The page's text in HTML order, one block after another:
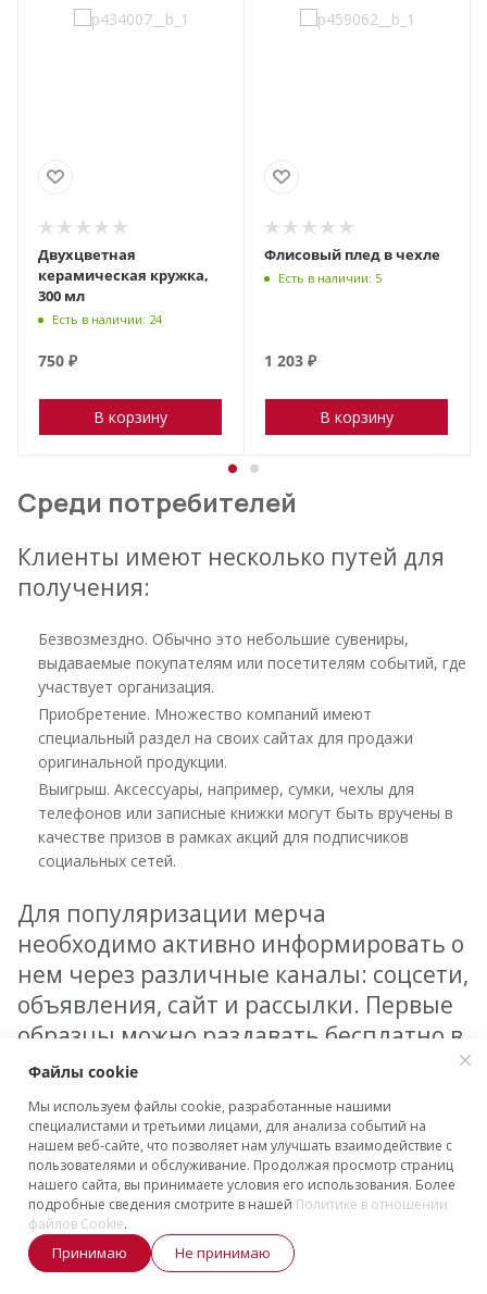
Флисовый плед в чехле
Есть в наличии: 5
1 203 ₽
В корзину
Двухцветная
керамическая кружка,
300 мл
Есть в наличии: 24
750 ₽
В корзину
Среди потребителей
Клиенты имеют несколько путей для
получения:
Безвозмездно. Обычно это небольшие сувениры,
выдаваемые покупателям или посетителям событий, где
участвует организация.
Приобретение. Множество компаний имеют
специальный раздел на своих сайтах для продажи
оригинальной продукции.
Выигрыш. Аксессуары, например, сумки, чехлы для
телефонов или записные книжки могут быть вручены в
качестве призов в рамках акций для подписчиков
социальных сетей.
Для популяризации мерча
необходимо активно информировать о
нем через различные каналы: соцсети,
объявления, сайт и рассылки. Первые
образцы можно раздавать бесплатно в
обмен на отзывы и упоминания от
клиентов, партнеров, амбассадоров
бренда и блогеров. Также полезным
может оказаться сотрудничество с
художниками или участие в
благотворительных акциях – это
помогает привлечь дополнительное
внимание.
Файлы cookie
Мы используем файлы cookie, разработанные нашими
специалистами и третьими лицами, для анализа событий на
нашем веб-сайте, что позволяет нам улучшать взаимодействие с
пользователями и обслуживание. Продолжая просмотр страниц
нашего сайта, вы принимаете условия его использования. Более
подробные сведения смотрите в нашей Политике в отношении
файлов Cookie.
Принимаю Не принимаю